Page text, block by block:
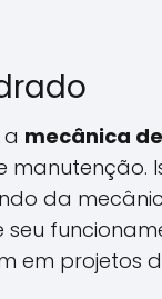
mecânica
da
em projetos